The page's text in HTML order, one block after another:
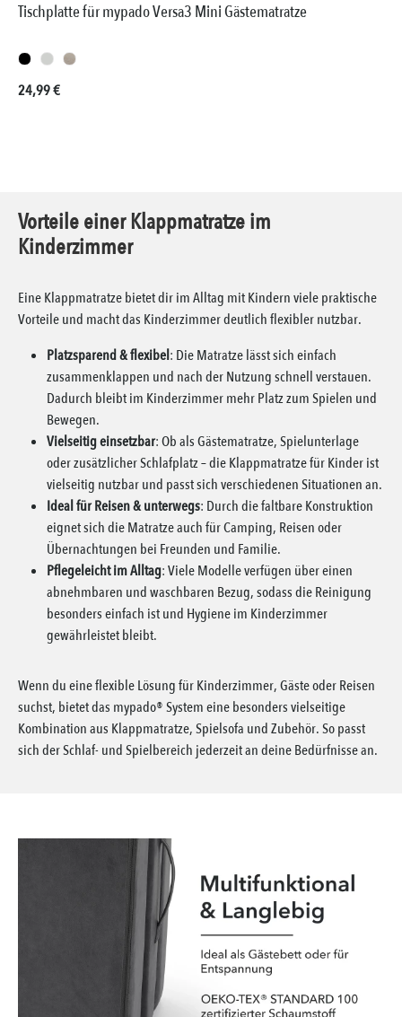
Tischplatte für mypado Versa3 Mini Gästematratze
Regulärer Preis:
24,99 €
Vorteile einer Klappmatratze im
Kinderzimmer
Eine Klappmatratze bietet dir im Alltag mit Kindern viele praktische
Vorteile und macht das Kinderzimmer deutlich flexibler nutzbar.
Platzsparend & flexibel: Die Matratze lässt sich einfach
zusammenklappen und nach der Nutzung schnell verstauen.
Dadurch bleibt im Kinderzimmer mehr Platz zum Spielen und
Bewegen.
Vielseitig einsetzbar: Ob als Gästematratze, Spielunterlage
oder zusätzlicher Schlafplatz – die Klappmatratze für Kinder ist
vielseitig nutzbar und passt sich verschiedenen Situationen an.
Ideal für Reisen & unterwegs: Durch die faltbare Konstruktion
eignet sich die Matratze auch für Camping, Reisen oder
Übernachtungen bei Freunden und Familie.
Pflegeleicht im Alltag: Viele Modelle verfügen über einen
abnehmbaren und waschbaren Bezug, sodass die Reinigung
besonders einfach ist und Hygiene im Kinderzimmer
gewährleistet bleibt.
Wenn du eine flexible Lösung für Kinderzimmer, Gäste oder Reisen
suchst, bietet das mypado® System eine besonders vielseitige
Kombination aus Klappmatratze, Spielsofa und Zubehör. So passt
sich der Schlaf- und Spielbereich jederzeit an deine Bedürfnisse an.